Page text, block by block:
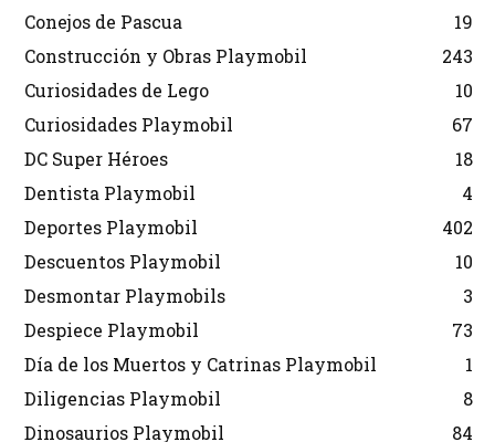
Conejos de Pascua
19
Construcción y Obras Playmobil
243
Curiosidades de Lego
10
Curiosidades Playmobil
67
DC Super Héroes
18
Dentista Playmobil
4
Deportes Playmobil
402
Descuentos Playmobil
10
Desmontar Playmobils
3
Despiece Playmobil
73
Día de los Muertos y Catrinas Playmobil
1
Diligencias Playmobil
8
Dinosaurios Playmobil
84